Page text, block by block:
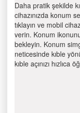
Daha pratik şekilde
cihazınızda konum
tıklayın ve mobil
verin. Konum
bekleyin. Konum
neticesinde kıble
kıble açınızı hızlıca